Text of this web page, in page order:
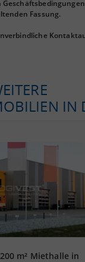
Fassung.
IN
m² Miethalle in